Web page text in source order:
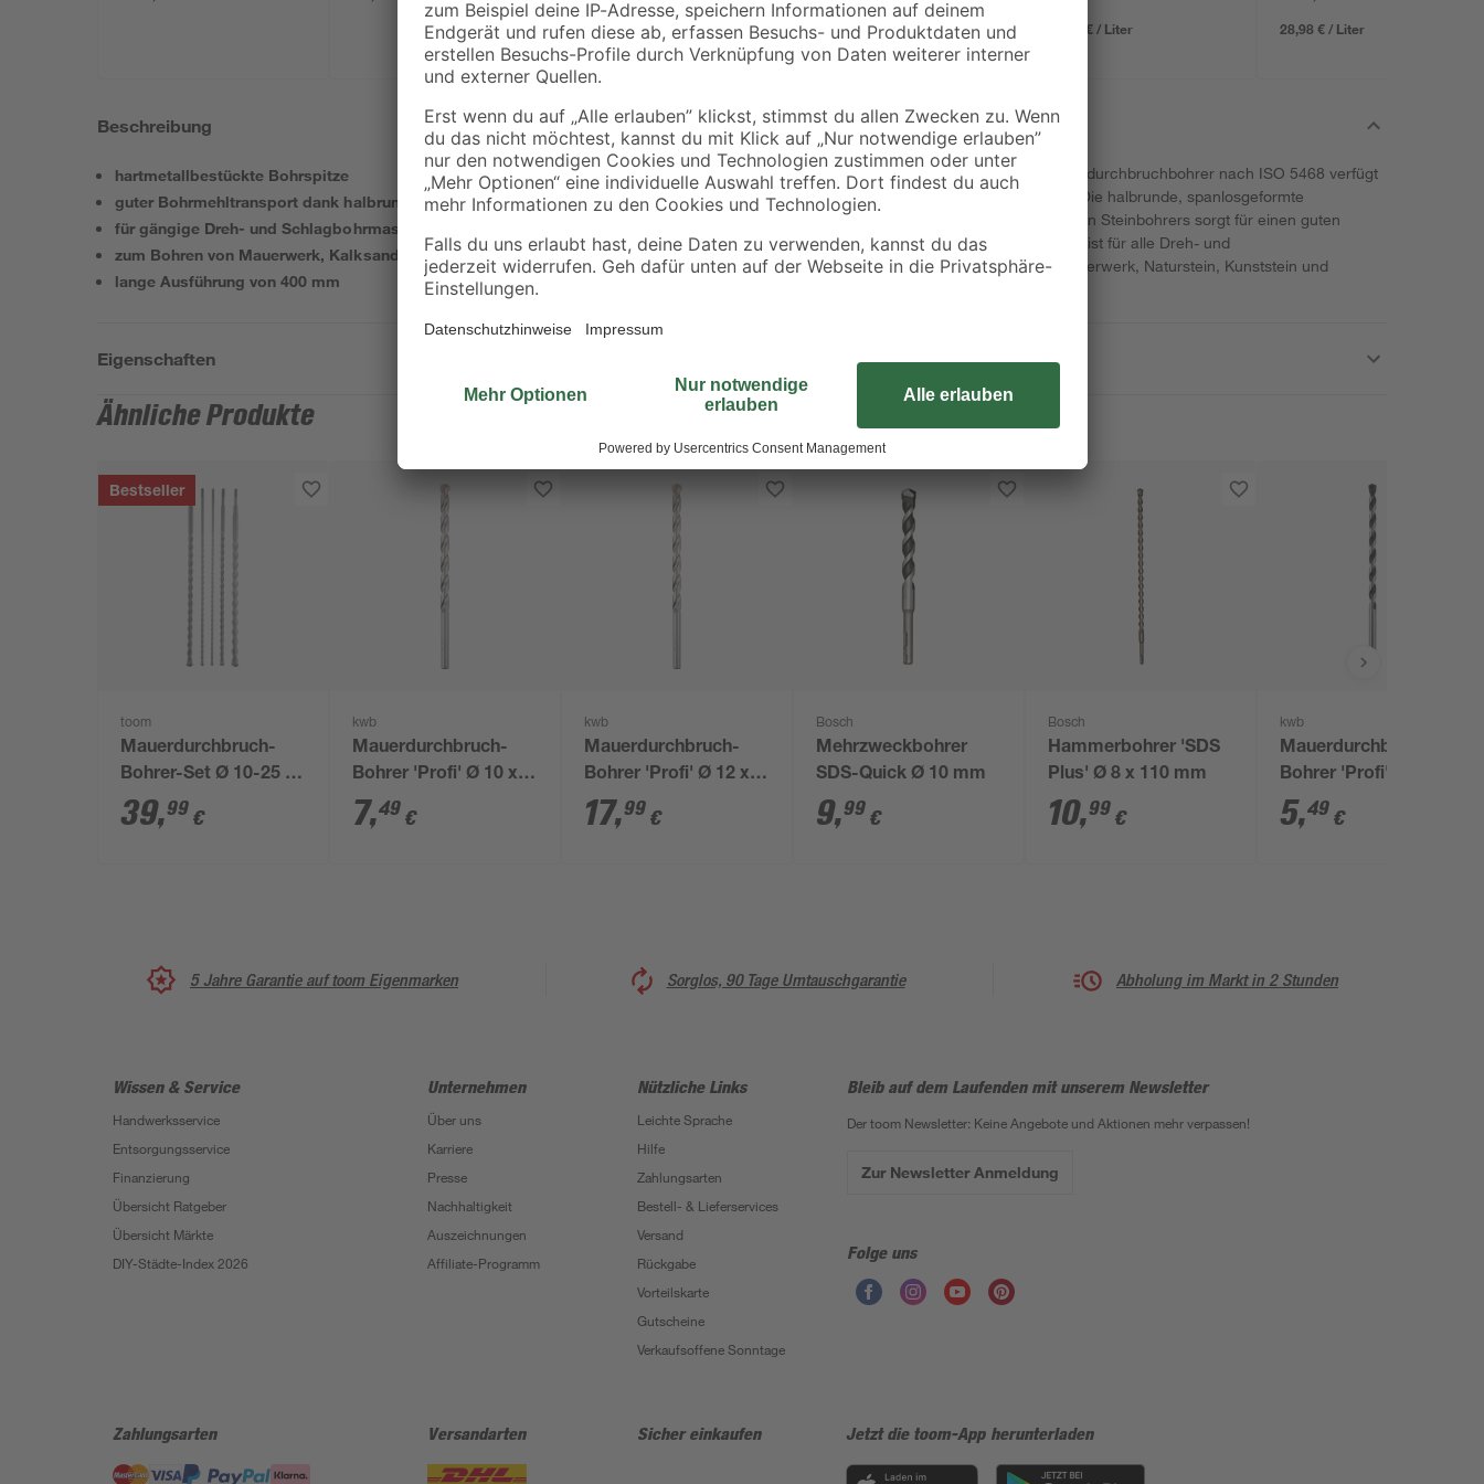
11,98 € / Liter 28,98 € / Liter
Beschreibung
hartmetallbestückte Bohrspitze
guter Bohrmehltransport dank halbrunder Bohrspirale
für gängige Dreh- und Schlagbohrmaschinen
zum Bohren von Mauerwerk, Kalksandstein, Natur- und Kunststein
lange Ausführung von 400 mm
Der lange hartmetallbestückte kwb 'Profi' Mauerdurchbruchbohrer nach ISO 5468 verfügt
über eine hochtemperatur-gelötete Bohrspitze. Die halbrunde, spanlosgeformte
Bohrerspirale des graufarbenen, kugelgestrahlten Steinbohrers sorgt für einen guten
Bohrmehltransport. Der schlagbohrfeste Bohrer ist für alle Dreh- und
Schlagbohrmaschinen zum Bearbeiten von Mauerwerk, Naturstein, Kunststein und
Eigenschaften
Ähnliche Produkte
Bestseller
toom
Mauerdurchbruch-
Bohrer-Set Ø 10-25 x
600 mm 5-teilig
39,99 €
kwb
Mauerdurchbruch-
Bohrer 'Profi' Ø 10 x
200 mm
7,49 €
kwb
Mauerdurchbruch-
Bohrer 'Profi' Ø 12 x
400 mm
17,99 €
Bosch
Mehrzweckbohrer
SDS-Quick Ø 10 mm
9,99 €
Bosch
Hammerbohrer 'SDS
Plus' Ø 8 x 110 mm
10,99 €
kwb
Mauerdurchbruch-
Bohrer 'Profi' Ø 6 x
200 mm
5,49 €
5 Jahre Garantie auf toom Eigenmarken Sorglos, 90 Tage Umtauschgarantie Abholung im Markt in 2 Stunden
Wissen & Service
Handwerksservice
Entsorgungsservice
Finanzierung
Übersicht Ratgeber
Übersicht Märkte
DIY-Städte-Index 2026
Unternehmen
Über uns
Karriere
Presse
Nachhaltigkeit
Auszeichnungen
Affiliate-Programm
Nützliche Links
Leichte Sprache
Hilfe
Zahlungsarten
Bestell- & Lieferservices
Versand
Rückgabe
Vorteilskarte
Gutscheine
Verkaufsoffene Sonntage
Bleib auf dem Laufenden mit unserem Newsletter
Der toom Newsletter: Keine Angebote und Aktionen mehr verpassen!
Zur Newsletter Anmeldung
Folge uns
Zahlungsarten Versandarten Sicher einkaufen Jetzt die toom-App herunterladen